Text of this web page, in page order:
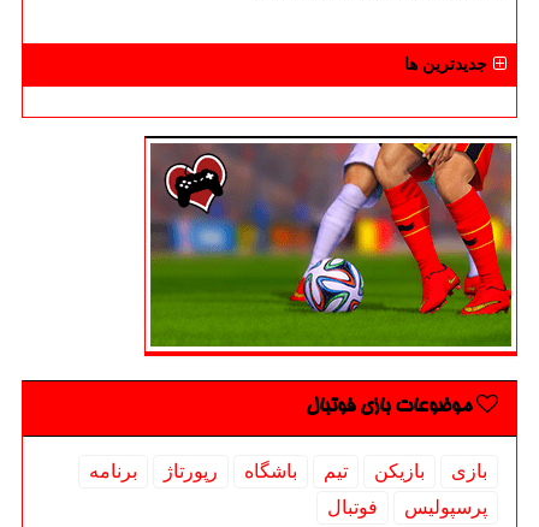
جدیدترین ها
موضوعات بازی فوتبال
بازی بازیكن تیم باشگاه رپورتاژ
برنامه
پرسپولیس
فوتبال